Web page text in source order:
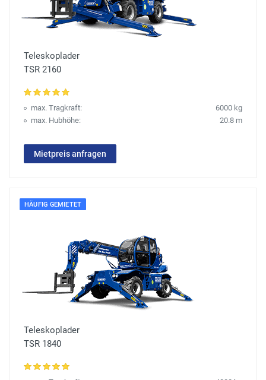
Teleskoplader
TSR 2160
max. Tragkraft:
6000 kg
max. Hubhöhe:
20.8 m
Mietpreis anfragen
HÄUFIG GEMIETET
Teleskoplader
TSR 1840